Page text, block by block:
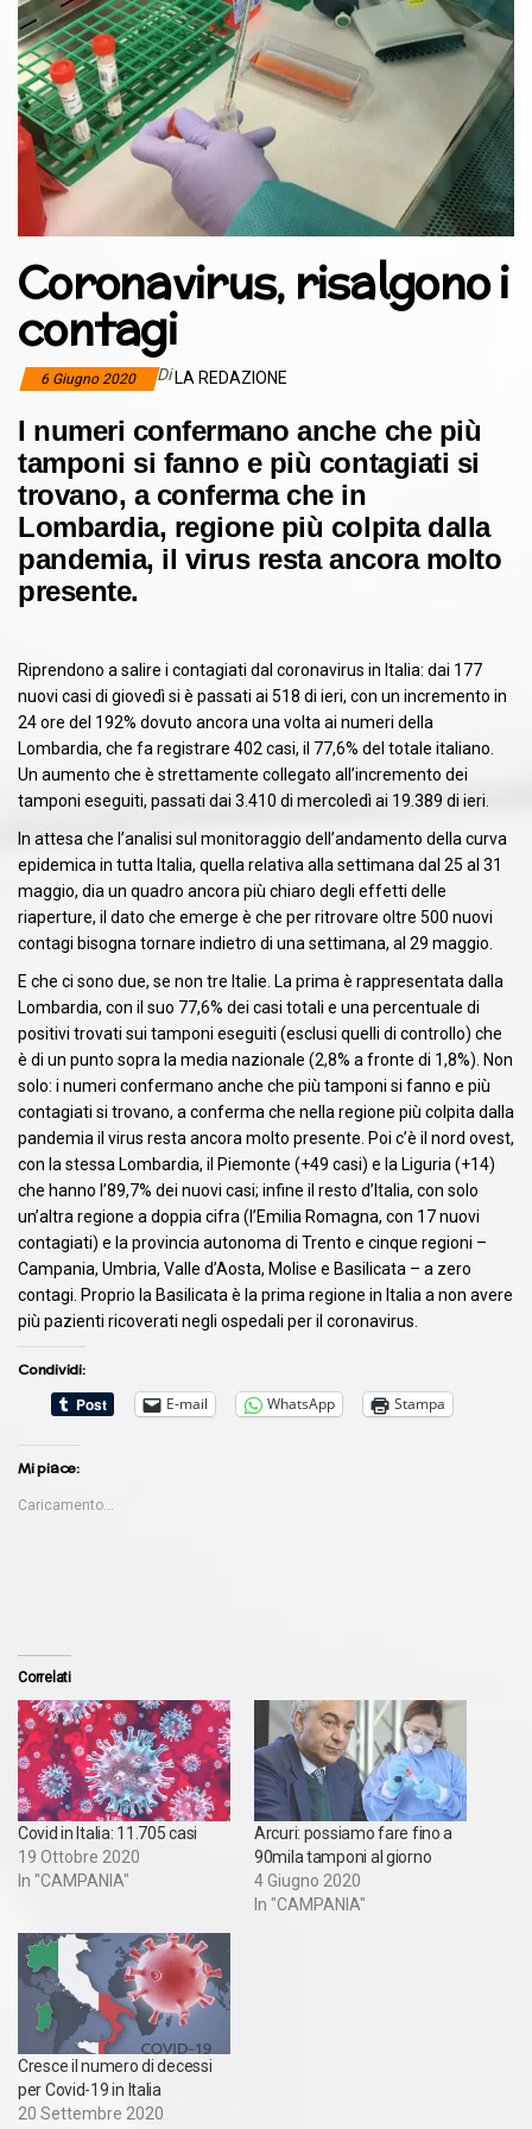
Coronavirus, risalgono i
contagi
6 Giugno 2020 Di LA REDAZIONE
I numeri confermano anche che più
tamponi si fanno e più contagiati si
trovano, a conferma che in
Lombardia, regione più colpita dalla
pandemia, il virus resta ancora molto
presente.
Riprendono a salire i contagiati dal coronavirus in Italia: dai 177
nuovi casi di giovedì si è passati ai 518 di ieri, con un incremento in
24 ore del 192% dovuto ancora una volta ai numeri della
Lombardia, che fa registrare 402 casi, il 77,6% del totale italiano.
Un aumento che è strettamente collegato all’incremento dei
tamponi eseguiti, passati dai 3.410 di mercoledì ai 19.389 di ieri.
In attesa che l’analisi sul monitoraggio dell’andamento della curva
epidemica in tutta Italia, quella relativa alla settimana dal 25 al 31
maggio, dia un quadro ancora più chiaro degli effetti delle
riaperture, il dato che emerge è che per ritrovare oltre 500 nuovi
contagi bisogna tornare indietro di una settimana, al 29 maggio.
E che ci sono due, se non tre Italie. La prima è rappresentata dalla
Lombardia, con il suo 77,6% dei casi totali e una percentuale di
positivi trovati sui tamponi eseguiti (esclusi quelli di controllo) che
è di un punto sopra la media nazionale (2,8% a fronte di 1,8%). Non
solo: i numeri confermano anche che più tamponi si fanno e più
contagiati si trovano, a conferma che nella regione più colpita dalla
pandemia il virus resta ancora molto presente. Poi c’è il nord ovest,
con la stessa Lombardia, il Piemonte (+49 casi) e la Liguria (+14)
che hanno l’89,7% dei nuovi casi; infine il resto d’Italia, con solo
un’altra regione a doppia cifra (l’Emilia Romagna, con 17 nuovi
contagiati) e la provincia autonoma di Trento e cinque regioni –
Campania, Umbria, Valle d’Aosta, Molise e Basilicata – a zero
contagi. Proprio la Basilicata è la prima regione in Italia a non avere
più pazienti ricoverati negli ospedali per il coronavirus.
Condividi:
E-mail
WhatsApp Stampa
Mi piace:
Caricamento...
Correlati
Covid in Italia: 11.705 casi
19 Ottobre 2020
In "CAMPANIA"
Arcuri: possiamo fare fino a
90mila tamponi al giorno
4 Giugno 2020
In "CAMPANIA"
Cresce il numero di decessi
per Covid-19 in Italia
20 Settembre 2020